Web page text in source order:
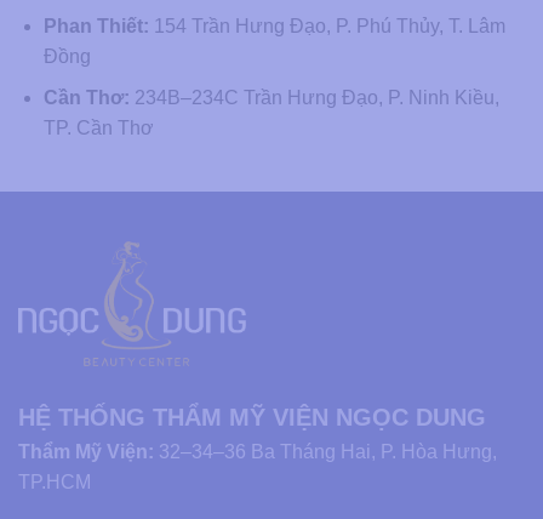
Phan Thiết: 154 Trần Hưng Đạo, P. Phú Thủy, T. Lâm
Đồng
Cần Thơ: 234B–234C Trần Hưng Đạo, P. Ninh Kiều,
TP. Cần Thơ
HỆ THỐNG THẨM MỸ VIỆN NGỌC DUNG
Thẩm Mỹ Viện: 32–34–36 Ba Tháng Hai, P. Hòa Hưng,
TP.HCM